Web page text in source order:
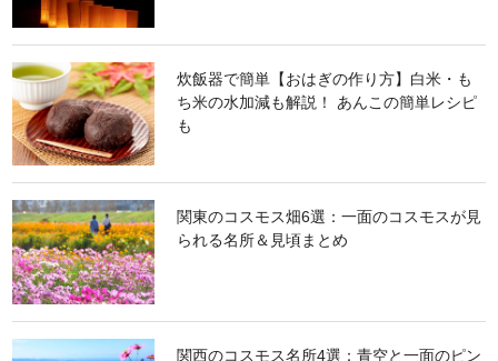
炊飯器で簡単【おはぎの作り方】白米・も
ち米の水加減も解説！ あんこの簡単レシピ
も
関東のコスモス畑6選：一面のコスモスが見
られる名所＆見頃まとめ
関西のコスモス名所4選：青空と一面のピン